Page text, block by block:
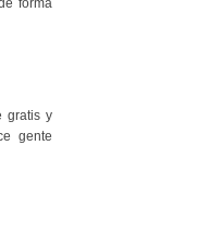
gratis y
gente